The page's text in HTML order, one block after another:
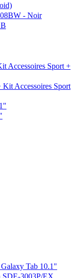
- Noir
Accessoires Sport +
Accessoires Sport
Tab 10.1"
SDE-3003P/EX